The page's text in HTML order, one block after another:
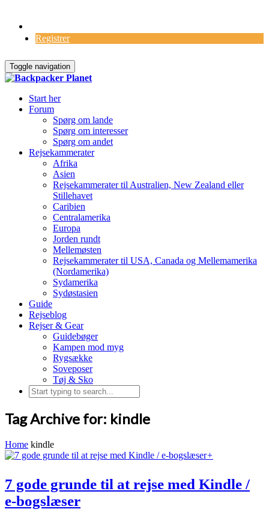
Registrer
Toggle navigation
Start her
Forum
Spørg om lande
Spørg om interesser
Spørg om andet
Rejsekammerater
Afrika
Asien
Rejsekammerater til Australien, New Zealand eller
Stillehavet
Caribien
Centralamerika
Europa
Jorden rundt
Mellemøsten
Rejsekammerater til USA, Canada og Mellemamerika
(Nordamerika)
Sydamerika
Sydøstasien
Guide
Rejseblog
Rejser & Gear
Guidebøger
Kampen mod myg
Rygsække
Soveposer
Tøj & Sko
Tag Archive for: kindle
Home kindle
+
7 gode grunde til at rejse med Kindle /
e-bogslæser